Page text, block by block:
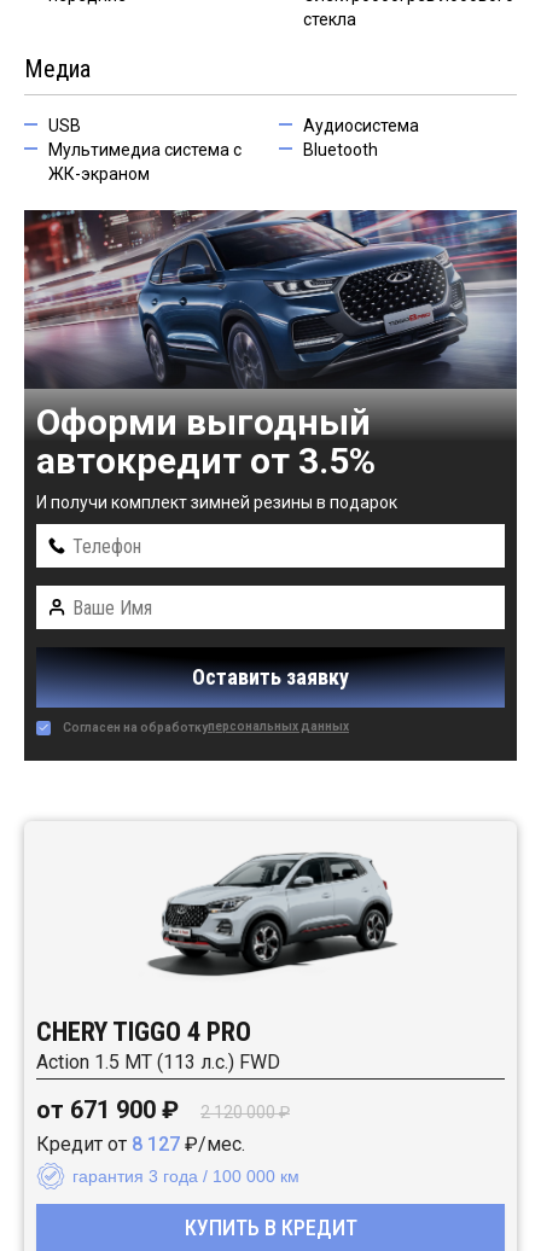
стекла
Медиа
USB
Мультимедиа система с
ЖК-экраном
Аудиосистема
Bluetooth
Оформи выгодный
автокредит от 3.5%
И получи комплект зимней резины в подарок
Оставить заявку
Согласен на обработкуперсональных данных
CHERY TIGGO 4 PRO
Action 1.5 MT (113 л.с.) FWD
от 671 900 ₽ 2 120 000 ₽
Кредит от 8 127 ₽/мес.
гарантия 3 года / 100 000 км
КУПИТЬ В КРЕДИТ